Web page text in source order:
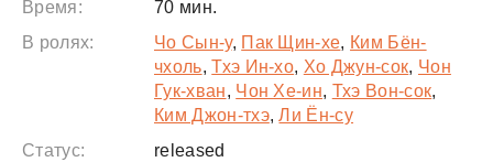
Время:
70 мин.
В ролях:
Чо Сын-у, Пак Щин-хе, Ким Бён-
чхоль,Тхэ Ин-хо, Хо Джун-сок, Чон
Гук-хван, Чон Хе-ин, Тхэ Вон-сок,
Ким Джон-тхэ,Ли Ён-су
Статус:
released